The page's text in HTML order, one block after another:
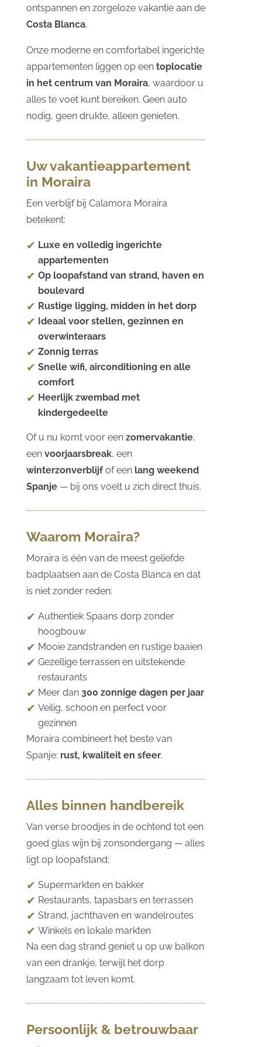
ontspannen en zorgeloze vakantie aan de
Costa Blanca.
Onze moderne en comfortabel ingerichte
appartementen liggen op een toplocatie
in het centrum van Moraira, waardoor u
alles te voet kunt bereiken. Geen auto
nodig, geen drukte, alleen genieten.
Uw vakantieappartement
in Moraira
Een verblijf bij Calamora Moraira
betekent:
Luxe en volledig ingerichte
appartementen
Op loopafstand van strand, haven en
boulevard
Rustige ligging, midden in het dorp
Ideaal voor stellen, gezinnen en
overwinteraars
Zonnig terras
Snelle wifi, airconditioning en alle
comfort
Heerlijk zwembad met
kindergedeelte
Of u nu komt voor een zomervakantie,
een voorjaarsbreak, een
winterzonverblijfof een lang weekend
Spanje— bij ons voelt u zich direct thuis.
Waarom Moraira?
Moraira is één van de meest geliefde
badplaatsen aan de Costa Blanca en dat
is niet zonder reden:
Authentiek Spaans dorp zonder
hoogbouw
Mooie zandstranden en rustige baaien
Gezellige terrassen en uitstekende
restaurants
Meer dan 300 zonnige dagen per jaar
Veilig, schoon en perfect voor
gezinnen
Moraira combineert het beste van
Spanje: rust, kwaliteit en sfeer.
Alles binnen handbereik
Van verse broodjes in de ochtend tot een
goed glas wijn bij zonsondergang — alles
ligt op loopafstand:
Supermarkten en bakker
Restaurants, tapasbars en terrassen
Strand, jachthaven en wandelroutes
Winkels en lokale markten
Na een dag strand geniet u op uw balkon
van een drankje, terwijl het dorp
langzaam tot leven komt.
Persoonlijk & betrouwbaar